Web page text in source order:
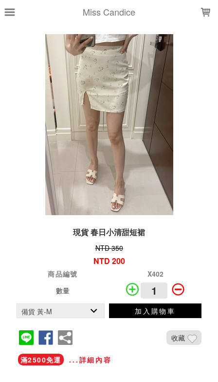
Miss Candice
現貨 春日小清甜短裙
NTD 350
NTD 200
商品編號
X402
數量
加入購物車
收藏
滿2500免運 ...詳細內容